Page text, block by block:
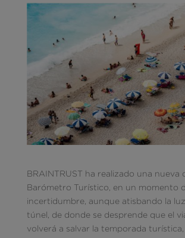
BRAINTRUST ha realizado una nueva
Barómetro Turístico, en un momento
incertidumbre, aunque atisbando la
túnel, de donde se desprende que el
volverá a salvar la temporada